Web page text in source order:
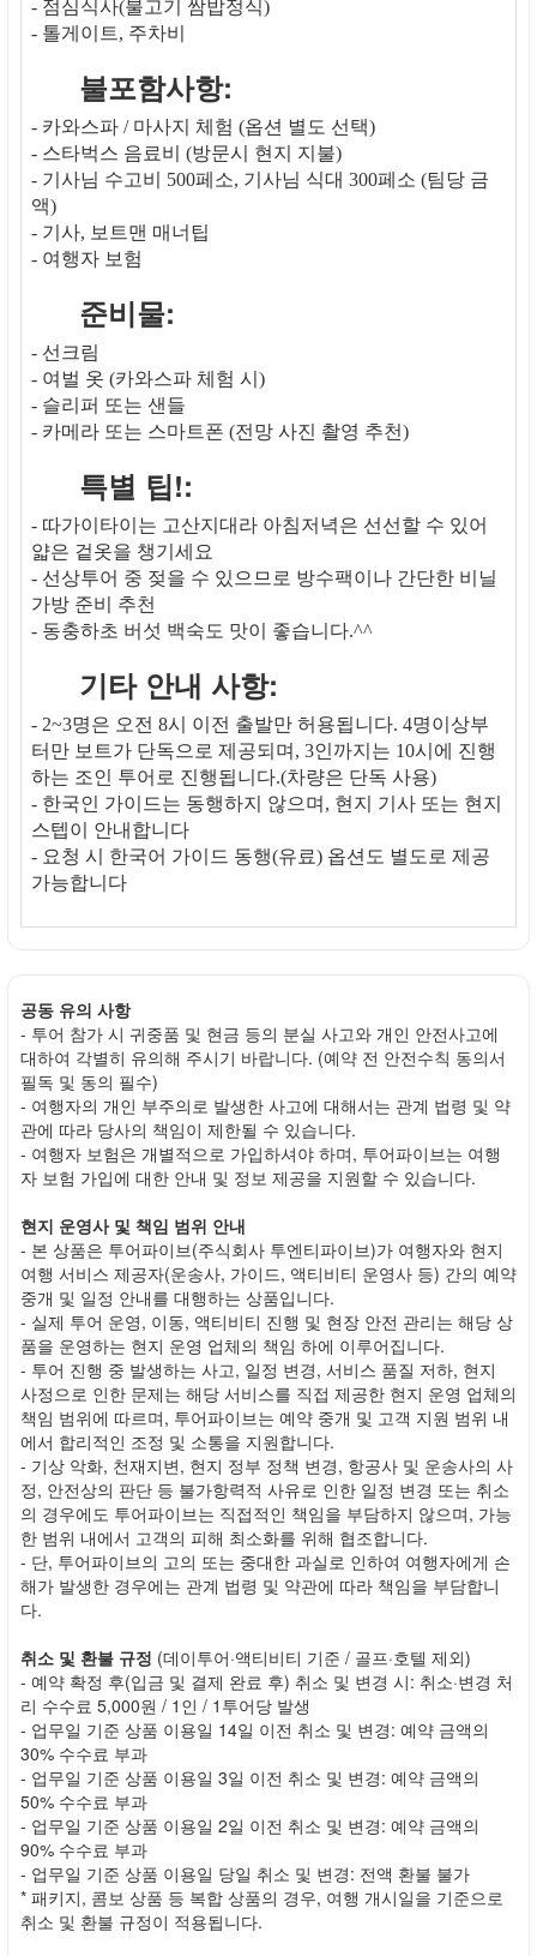
- 점심식사(불고기 쌈밥정식)
- 톨게이트, 주차비
불포함사항:
- 카와스파 / 마사지 체험 (옵션 별도 선택)
- 스타벅스 음료비 (방문시 현지 지불)
- 기사님 수고비 500페소, 기사님 식대 300페소 (팀당 금
액)
- 기사, 보트맨 매너팁
- 여행자 보험
준비물:
- 선크림
- 여벌 옷 (카와스파 체험 시)
- 슬리퍼 또는 샌들
- 카메라 또는 스마트폰 (전망 사진 촬영 추천)
특별 팁!:
- 따가이타이는 고산지대라 아침저녁은 선선할 수 있어
얇은 겉옷을 챙기세요
- 선상투어 중 젖을 수 있으므로 방수팩이나 간단한 비닐
가방 준비 추천
- 동충하초 버섯 백숙도 맛이 좋습니다.^^
기타 안내 사항:
- 2~3명은 오전 8시 이전 출발만 허용됩니다. 4명이상부
터만 보트가 단독으로 제공되며, 3인까지는 10시에 진행
하는 조인 투어로 진행됩니다.(차량은 단독 사용)
- 한국인 가이드는 동행하지 않으며, 현지 기사 또는 현지
스텝이 안내합니다
- 요청 시 한국어 가이드 동행(유료) 옵션도 별도로 제공
가능합니다
공동 유의 사항
- 투어 참가 시 귀중품 및 현금 등의 분실 사고와 개인 안전사고에
대하여 각별히 유의해 주시기 바랍니다. (예약 전 안전수칙 동의서
필독 및 동의 필수)
- 여행자의 개인 부주의로 발생한 사고에 대해서는 관계 법령 및 약
관에 따라 당사의 책임이 제한될 수 있습니다.
- 여행자 보험은 개별적으로 가입하셔야 하며, 투어파이브는 여행
자 보험 가입에 대한 안내 및 정보 제공을 지원할 수 있습니다.
현지 운영사 및 책임 범위 안내
- 본 상품은 투어파이브(주식회사 투엔티파이브)가 여행자와 현지
여행 서비스 제공자(운송사, 가이드, 액티비티 운영사 등) 간의 예약
중개 및 일정 안내를 대행하는 상품입니다.
- 실제 투어 운영, 이동, 액티비티 진행 및 현장 안전 관리는 해당 상
품을 운영하는 현지 운영 업체의 책임 하에 이루어집니다.
- 투어 진행 중 발생하는 사고, 일정 변경, 서비스 품질 저하, 현지
사정으로 인한 문제는 해당 서비스를 직접 제공한 현지 운영 업체의
책임 범위에 따르며, 투어파이브는 예약 중개 및 고객 지원 범위 내
에서 합리적인 조정 및 소통을 지원합니다.
- 기상 악화, 천재지변, 현지 정부 정책 변경, 항공사 및 운송사의 사
정, 안전상의 판단 등 불가항력적 사유로 인한 일정 변경 또는 취소
의 경우에도 투어파이브는 직접적인 책임을 부담하지 않으며, 가능
한 범위 내에서 고객의 피해 최소화를 위해 협조합니다.
- 단, 투어파이브의 고의 또는 중대한 과실로 인하여 여행자에게 손
해가 발생한 경우에는 관계 법령 및 약관에 따라 책임을 부담합니
다.
취소 및 환불 규정 (데이투어·액티비티 기준 / 골프·호텔 제외)
- 예약 확정 후(입금 및 결제 완료 후) 취소 및 변경 시: 취소·변경 처
리 수수료 5,000원 / 1인 / 1투어당 발생
- 업무일 기준 상품 이용일 14일 이전 취소 및 변경: 예약 금액의
30% 수수료 부과
- 업무일 기준 상품 이용일 3일 이전 취소 및 변경: 예약 금액의
50% 수수료 부과
- 업무일 기준 상품 이용일 2일 이전 취소 및 변경: 예약 금액의
90% 수수료 부과
- 업무일 기준 상품 이용일 당일 취소 및 변경: 전액 환불 불가
* 패키지, 콤보 상품 등 복합 상품의 경우, 여행 개시일을 기준으로
취소 및 환불 규정이 적용됩니다.